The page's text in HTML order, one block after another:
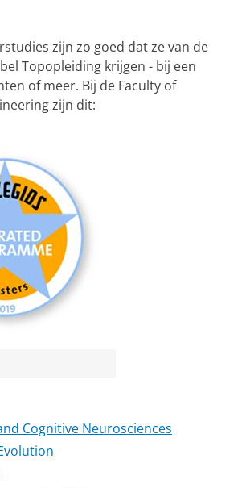
zijn zo goed dat ze van de
Topopleiding krijgen - bij een
of meer. Bij de Faculty of
zijn dit:
Cognitive Neurosciences